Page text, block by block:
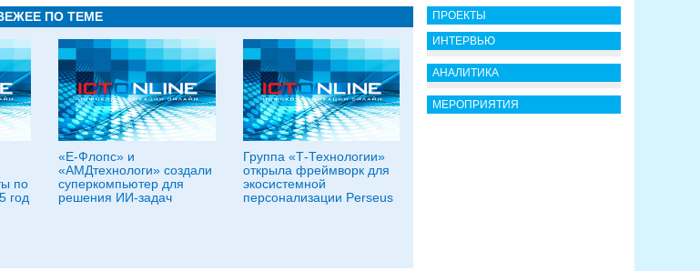
ПО ТЕМЕ
по
год
«Е-Флопс» и
«АМДтехнологи» создали
суперкомпьютер для
решения ИИ-задач
Группа «Т‑Технологии»
открыла фреймворк для
экосистемной
персонализации Perseus
ПРОЕКТЫ
ИНТЕРВЬЮ
АНАЛИТИКА
МЕРОПРИЯТИЯ